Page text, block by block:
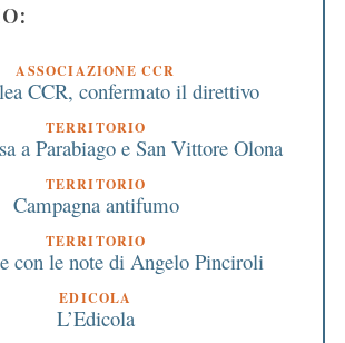
ASSOCIAZIONE CCR
CCR, confermato il direttivo
TERRITORIO
a Parabiago e San Vittore Olona
TERRITORIO
Campagna antifumo
TERRITORIO
con le note di Angelo Pinciroli
EDICOLA
L’Edicola